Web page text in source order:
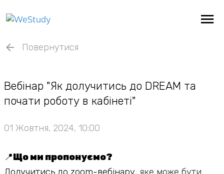
Повернутися
Вебінар "Як долучитись до DREAM та
почати роботу в кабінеті"
01 Жовтня, 2024, 10:00
📍Що ми пропонуємо?